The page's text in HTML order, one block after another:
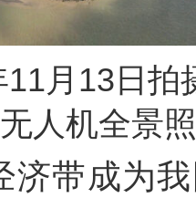
月13日拍
人机全景
济带成为